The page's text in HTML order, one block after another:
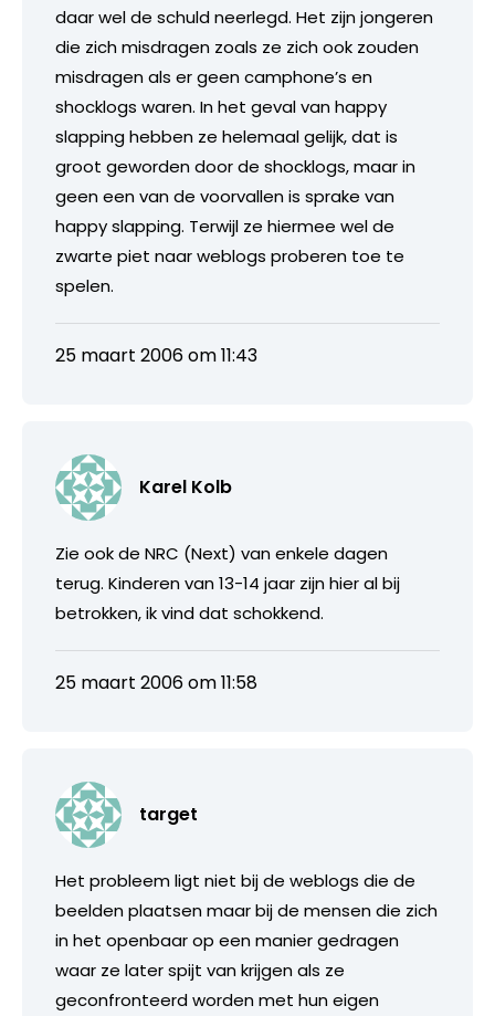
daar wel de schuld neerlegd. Het zijn jongeren
die zich misdragen zoals ze zich ook zouden
misdragen als er geen camphone’s en
shocklogs waren. In het geval van happy
slapping hebben ze helemaal gelijk, dat is
groot geworden door de shocklogs, maar in
geen een van de voorvallen is sprake van
happy slapping. Terwijl ze hiermee wel de
zwarte piet naar weblogs proberen toe te
spelen.
25 maart 2006 om 11:43
Karel Kolb
Zie ook de NRC (Next) van enkele dagen
terug. Kinderen van 13-14 jaar zijn hier al bij
betrokken, ik vind dat schokkend.
25 maart 2006 om 11:58
target
Het probleem ligt niet bij de weblogs die de
beelden plaatsen maar bij de mensen die zich
in het openbaar op een manier gedragen
waar ze later spijt van krijgen als ze
geconfronteerd worden met hun eigen